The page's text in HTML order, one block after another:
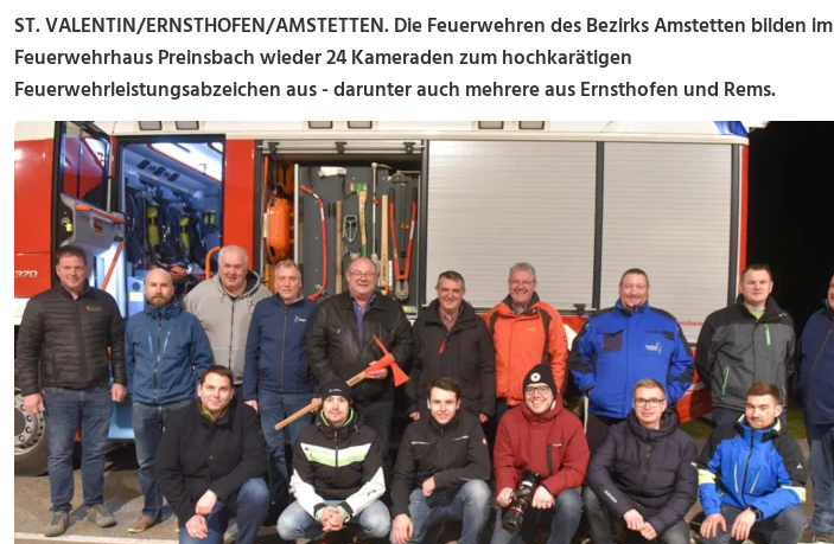
ST. VALENTIN/ERNSTHOFEN/AMSTETTEN. Die Feuerwehren des Bezirks Amstetten bilden im
Feuerwehrhaus Preinsbach wieder 24 Kameraden zum hochkarätigen
Feuerwehrleistungsabzeichen aus - darunter auch mehrere aus Ernsthofen und Rems.